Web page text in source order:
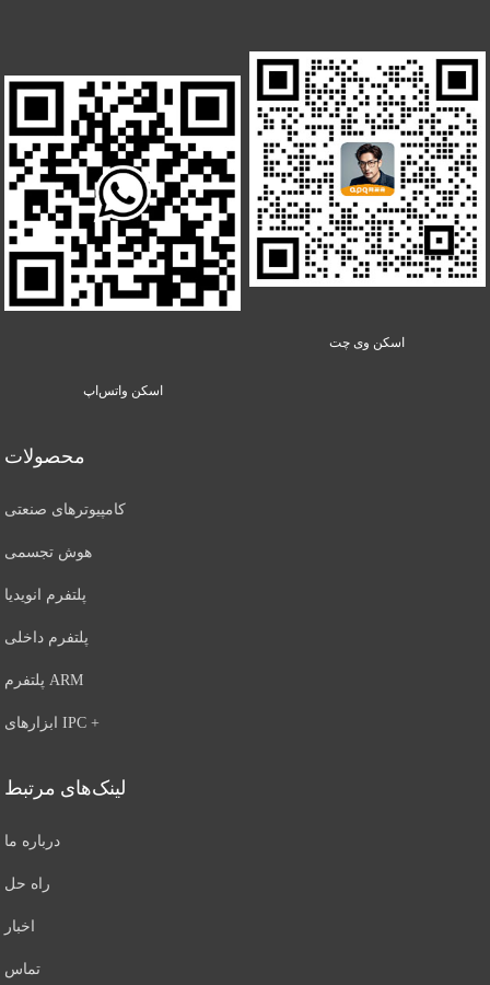
اسکن واتس‌اپ
اسکن وی چت
محصولات
کامپیوترهای صنعتی
هوش تجسمی
پلتفرم انویدیا
پلتفرم داخلی
پلتفرم ARM
ابزارهای IPC +
لینک‌های مرتبط
درباره ما
راه حل
اخبار
تماس